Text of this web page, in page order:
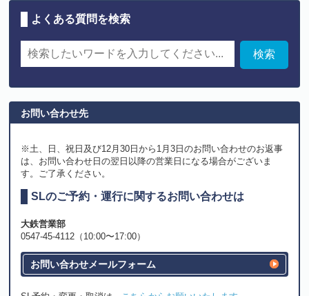
よくある質問を検索
お問い合わせ先
※土、日、祝日及び12月30日から1月3日のお問い合わせのお返事
は、お問い合わせ日の翌日以降の営業日になる場合がございま
す。ご了承ください。
SLのご予約・運行に関するお問い合わせは
大鉄営業部
0547-45-4112（10:00〜17:00）
お問い合わせメールフォーム